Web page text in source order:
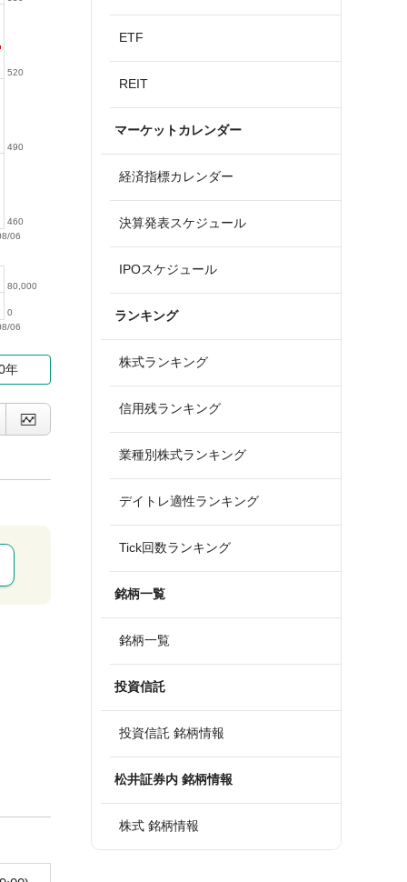
06
460
490
520
06
0
80,000
年
ETF
REIT
マーケットカレンダー
経済指標カレンダー
決算発表スケジュール
IPOスケジュール
ランキング
株式ランキング
信用残ランキング
業種別株式ランキング
デイトレ適性ランキング
Tick回数ランキング
銘柄一覧
銘柄一覧
投資信託
投資信託 銘柄情報
松井証券内 銘柄情報
株式 銘柄情報